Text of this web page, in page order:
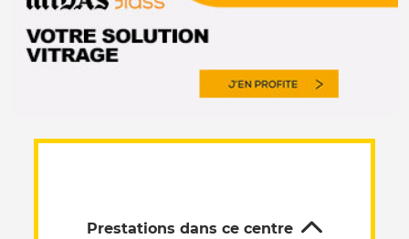
Prestations dans ce centre